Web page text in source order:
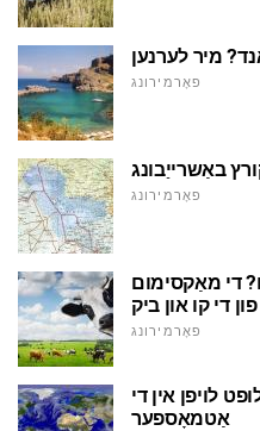
פאָרמירונג
באַשרייַבונג
פאָרמירונג
די מאַקסימום
די קו און ביק
פאָרמירונג
לויפן אין די
אַטמאָספער